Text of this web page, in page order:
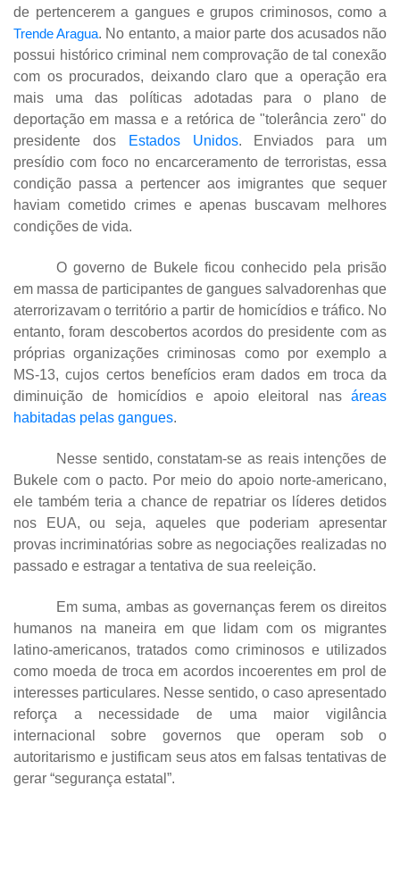
de pertencerem a gangues e grupos criminosos, como a
Trende Aragua. No entanto, a maior parte dos acusados não
possui histórico criminal nem comprovação de tal conexão
com os procurados, deixando claro que a operação era
mais uma das políticas adotadas para o plano de
deportação em massa e a retórica de "tolerância zero" do
presidente dos
Estados Unidos. Enviados para um
presídio com foco no encarceramento de terroristas, essa
condição passa a pertencer aos imigrantes que sequer
haviam cometido crimes e apenas buscavam melhores
condições de vida.
O governo de Bukele ficou conhecido pela prisão
em massa de participantes de gangues salvadorenhas que
aterrorizavam o território a partir de homicídios e tráfico. No
entanto, foram descobertos acordos do presidente com as
próprias organizações criminosas como por exemplo a
MS-13, cujos certos benefícios eram dados em troca da
diminuição de homicídios e apoio eleitoral nas áreas
habitadas pelas gangues.
Nesse sentido, constatam-se as reais intenções de
Bukele com o pacto. Por meio do apoio norte-americano,
ele também teria a chance de repatriar os líderes detidos
nos EUA, ou seja, aqueles que poderiam apresentar
provas incriminatórias sobre as negociações realizadas no
passado e estragar a tentativa de sua reeleição.
Em suma, ambas as governanças ferem os direitos
humanos na maneira em que lidam com os migrantes
latino-americanos, tratados como criminosos e utilizados
como moeda de troca em acordos incoerentes em prol de
interesses particulares. Nesse sentido, o caso apresentado
reforça a necessidade de uma maior vigilância
internacional sobre governos que operam sob o
autoritarismo e justificam seus atos em falsas tentativas de
gerar “segurança estatal”.